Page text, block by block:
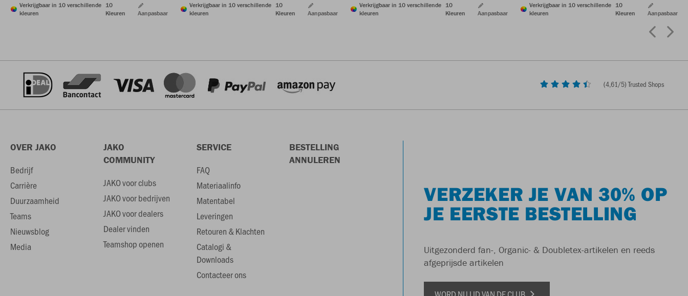
Verkrijgbaar in 10 verschillende
kleuren
10
Kleuren
Aanpasbaar
Verkrijgbaar in 10 verschillende
kleuren
10
Kleuren
Aanpasbaar
Verkrijgbaar in 10 verschillende
kleuren
10
Kleuren
Aanpasbaar
Verkrijgbaar in 10 verschillende
kleuren
10
Kleuren
Aanpasbaar
(4,61/5) Trusted Shops
OVER JAKO
Bedrijf
Carrière
Duurzaamheid
Teams
Nieuwsblog
Media
JAKO
COMMUNITY
JAKO voor clubs
JAKO voor bedrijven
JAKO voor dealers
Dealer vinden
Teamshop openen
SERVICE
FAQ
Materiaalinfo
Matentabel
Leveringen
Retouren & Klachten
Catalogi &
Downloads
Contacteer ons
BESTELLING
ANNULEREN
VERZEKER JE VAN 30% OP
JE EERSTE BESTELLING
Uitgezonderd fan-, Organic- & Doubletex-artikelen en reeds
afgeprijsde artikelen